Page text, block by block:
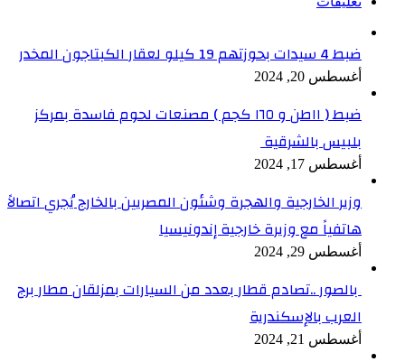
ضبط 4 سيدات بحوزتهم 19 كيلو لعقار الكبتاجون المخدر
أغسطس 20, 2024
ضبط ( ١١طن و ١٦٥ كجم ) مصنعات لحوم فاسدة بمركز
بلبيس بالشرقية
أغسطس 17, 2024
وزير الخارجية والهجرة وشئون المصريين بالخارج يُجري اتصالاً
هاتفياً مع وزيرة خارجية إندونيسيا
أغسطس 29, 2024
بالصور ..تصادم قطار بعدد من السيارات بمزلقان مطار برج
العرب بالإسكندرية
أغسطس 21, 2024